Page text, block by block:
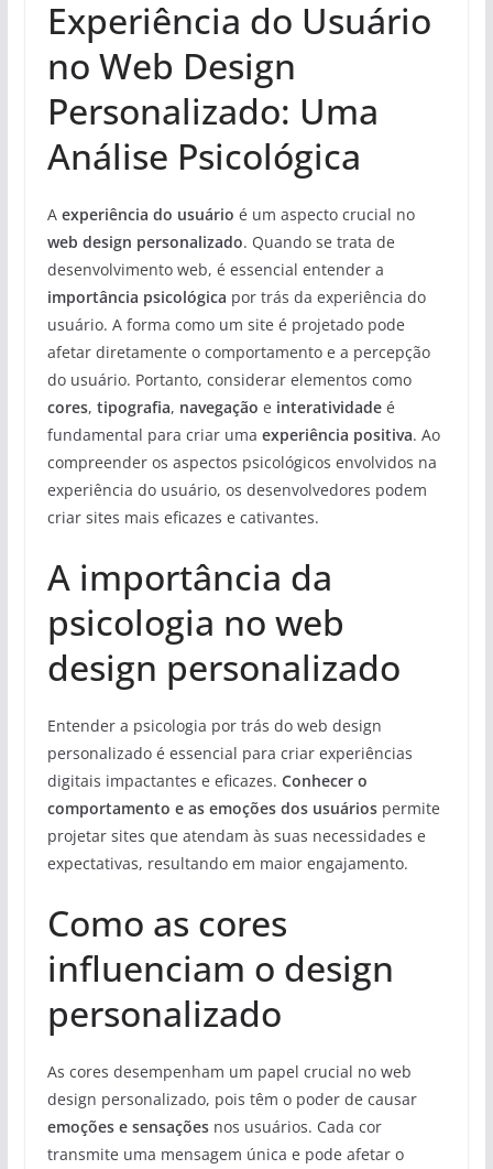
Experiência do Usuário
no Web Design
Personalizado: Uma
Análise Psicológica
A experiência do usuário é um aspecto crucial no
web design personalizado. Quando se trata de
desenvolvimento web, é essencial entender a
importância psicológica por trás da experiência do
usuário. A forma como um site é projetado pode
afetar diretamente o comportamento e a percepção
do usuário. Portanto, considerar elementos como
cores, tipografia, navegação e interatividadeé
fundamental para criar uma experiência positiva. Ao
compreender os aspectos psicológicos envolvidos na
experiência do usuário, os desenvolvedores podem
criar sites mais eficazes e cativantes.
A importância da
psicologia no web
design personalizado
Entender a psicologia por trás do web design
personalizado é essencial para criar experiências
digitais impactantes e eficazes. Conhecer o
comportamento e as emoções dos usuáriospermite
projetar sites que atendam às suas necessidades e
expectativas, resultando em maior engajamento.
Como as cores
influenciam o design
personalizado
As cores desempenham um papel crucial no web
design personalizado, pois têm o poder de causar
emoções e sensaçõesnos usuários. Cada cor
transmite uma mensagem única e pode afetar o